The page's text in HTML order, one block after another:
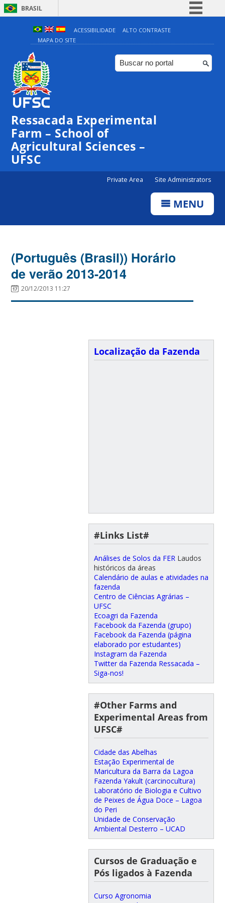
BRASIL
Simplifique!
Comunica BR
Participe
ACESSIBILIDADE
ALTO CONTRASTE
MAPA DO SITE
Ressacada Experimental
Farm – School of
Agricultural Sciences –
UFSC
Private Area Site Administrators
MENU
(Português (Brasil)) Horário
de verão 2013-2014
20/12/2013 11:27
Localização da Fazenda
#Links List#
Análises de Solos da FER Laudos
históricos da áreas
Calendário de aulas e atividades na
fazenda
Centro de Ciências Agrárias –
UFSC
Ecoagri da Fazenda
Facebook da Fazenda (grupo)
Facebook da Fazenda (página
elaborado por estudantes)
Instagram da Fazenda
Twitter da Fazenda Ressacada –
Siga-nos!
#Other Farms and
Experimental Areas from
UFSC#
Cidade das Abelhas
Estação Experimental de
Maricultura da Barra da Lagoa
Fazenda Yakult (carcinocultura)
Laboratório de Biologia e Cultivo
de Peixes de Água Doce – Lagoa
do Peri
Unidade de Conservação
Ambiental Desterro – UCAD
Cursos de Graduação e
Pós ligados à Fazenda
Curso Agronomia